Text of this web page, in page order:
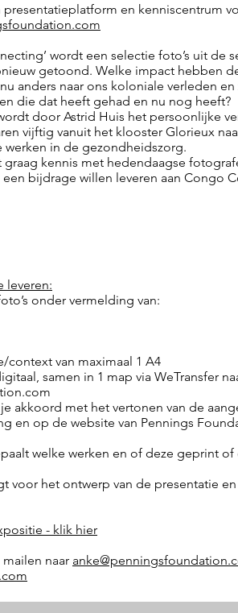
presentatieplatform en kenniscentrum
wordt een selectie foto’s uit de
getoond. Welke impact hebben
anders naar ons koloniale verleden en
die dat heeft gehad en nu nog heeft?
door Astrid Huis het persoonlijke
vijftig vanuit het klooster Glorieux
werken in de gezondheidszorg.
graag kennis met hedendaagse
bijdrage willen leveren aan Congo
leveren:
onder vermelding van:
context van maximaal 1 A4
samen in 1 map via WeTransfer
akkoord met het vertonen van de
en op de website van Pennings
welke werken en of deze geprint of
voor het ontwerp van de presentatie
- klik hier
naar